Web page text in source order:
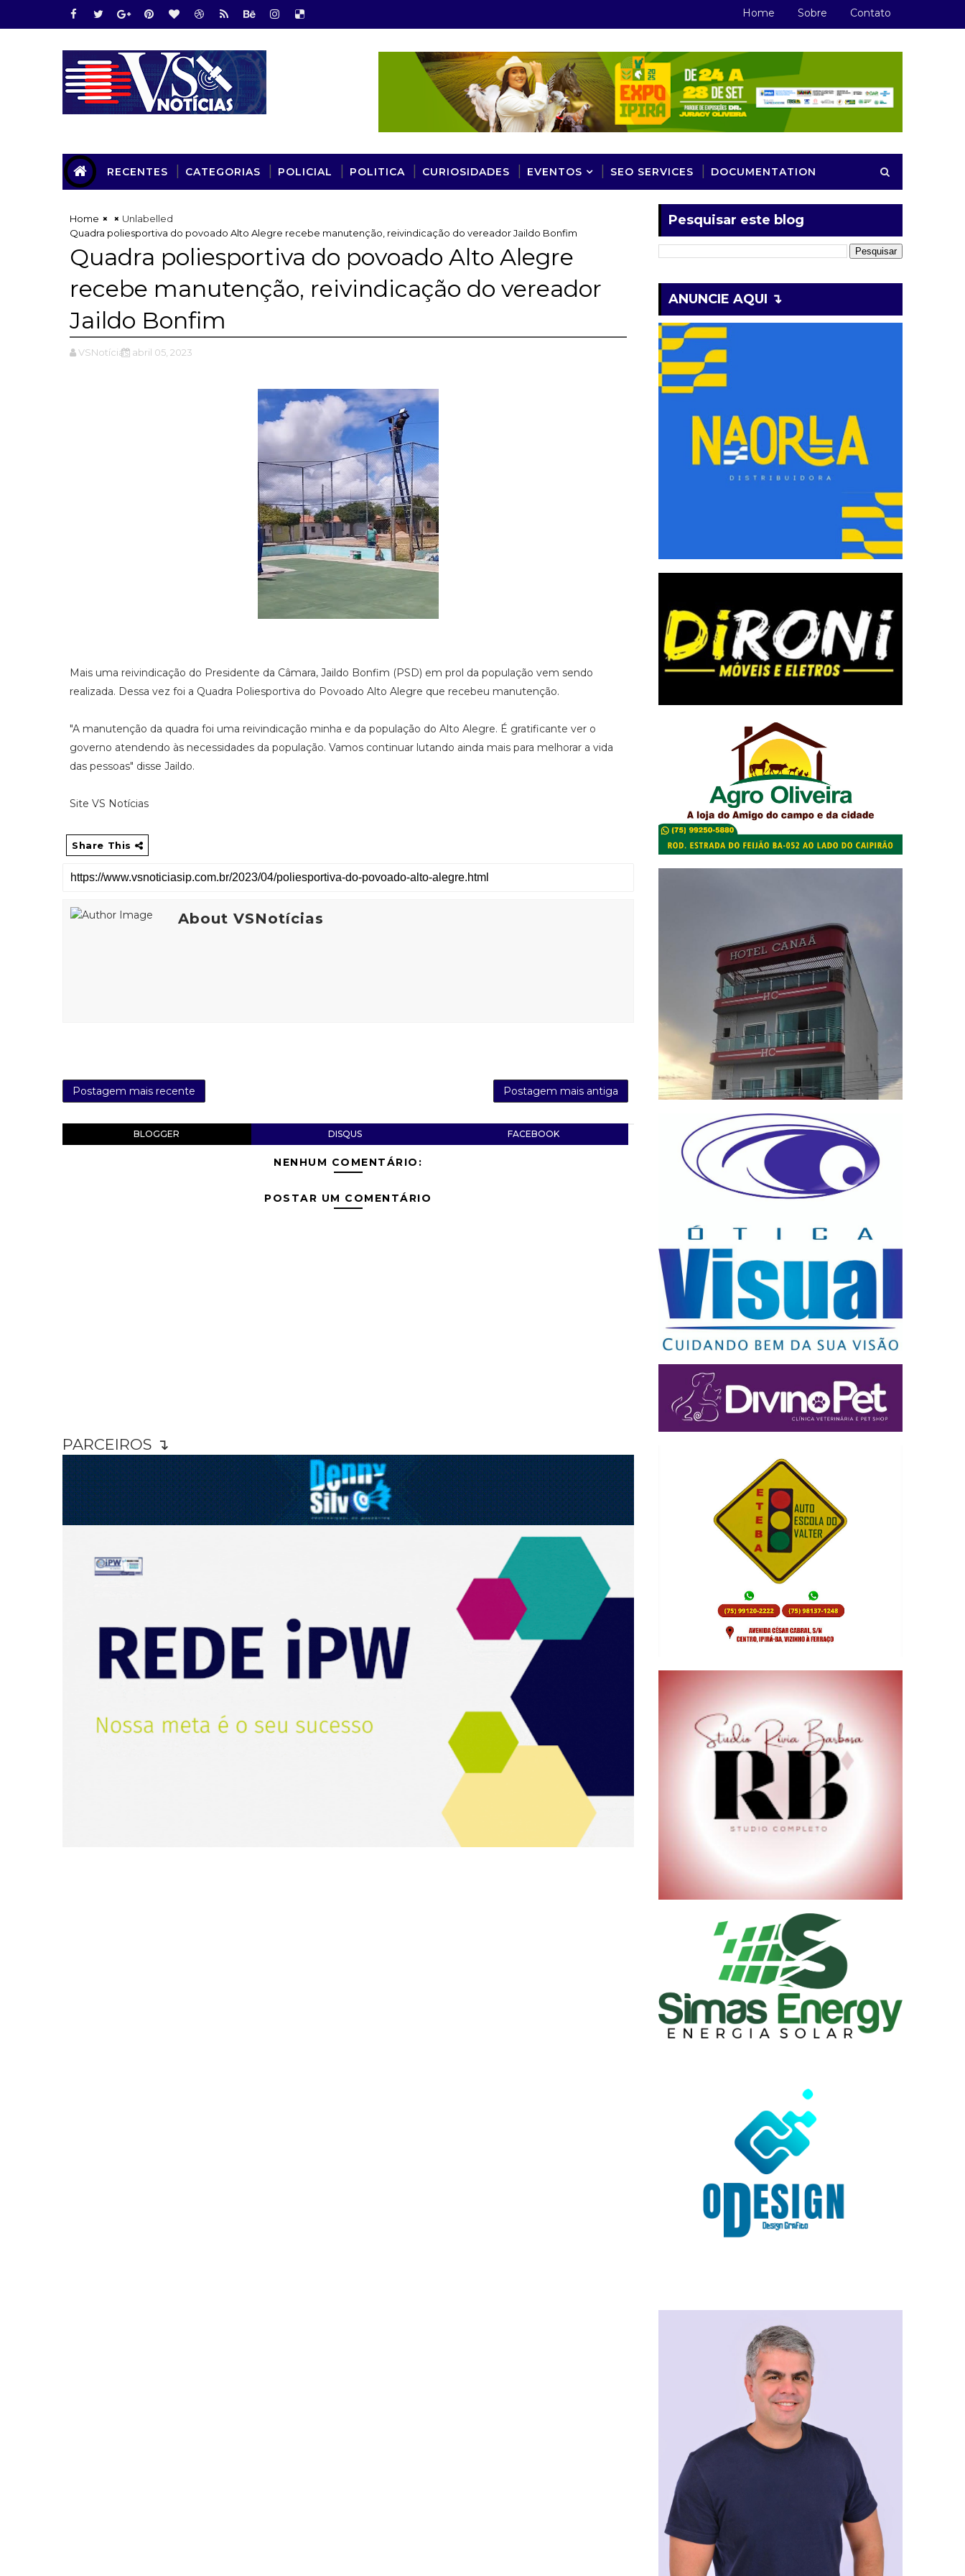
Home Sobre Contato
RECENTES CATEGORIAS POLICIAL POLITICA CURIOSIDADES EVENTOS SEO SERVICES DOCUMENTATION
Home
Unlabelled
Quadra poliesportiva do povoado Alto Alegre recebe manutenção, reivindicação do vereador Jaildo Bonfim
Quadra poliesportiva do povoado Alto Alegre
recebe manutenção, reivindicação do vereador
Jaildo Bonfim
VSNotícias abril 05, 2023
Mais uma reivindicação do Presidente da Câmara, Jaildo Bonfim (PSD) em prol da população vem sendo
realizada. Dessa vez foi a Quadra Poliesportiva do Povoado Alto Alegre que recebeu manutenção.
"A manutenção da quadra foi uma reivindicação minha e da população do Alto Alegre. É gratificante ver o
governo atendendo às necessidades da população. Vamos continuar lutando ainda mais para melhorar a vida
das pessoas" disse Jaildo.
Site VS Notícias
Share This
About VSNotícias
Postagem mais recente Postagem mais antiga
BLOGGER DISQUS FACEBOOK
NENHUM COMENTÁRIO:
POSTAR UM COMENTÁRIO
PARCEIROS ↴
Pesquisar este blog
ANUNCIE AQUI ↴